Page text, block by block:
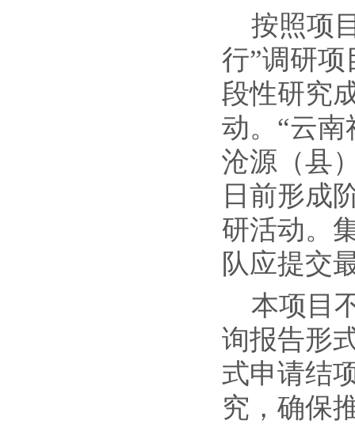
按照项
行”调研项
段性研究
动。“云
沧源（县
日前形成
研活动。
队应提交
本项目
询报告形
式申请结
究，确保